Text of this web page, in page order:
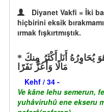
Diyanet Vakfi = İki
hiçbirini eksik
ırmak fışkırtmıştık.
مَالًا وَأَعَزُّ نَفَرًا
Kehf / 34 -
Ve kâne lehu semerun,
yuhâviruhû ene ekseru